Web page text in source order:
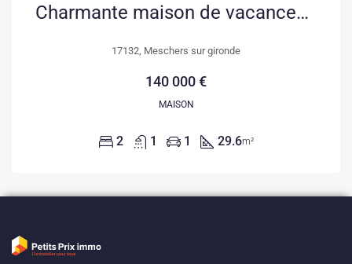
Charmante maison de vacances à Meschers-sur-Gironde proche plage
17132, Meschers sur gironde
140 000 €
MAISON
2 1 1 29.6m²